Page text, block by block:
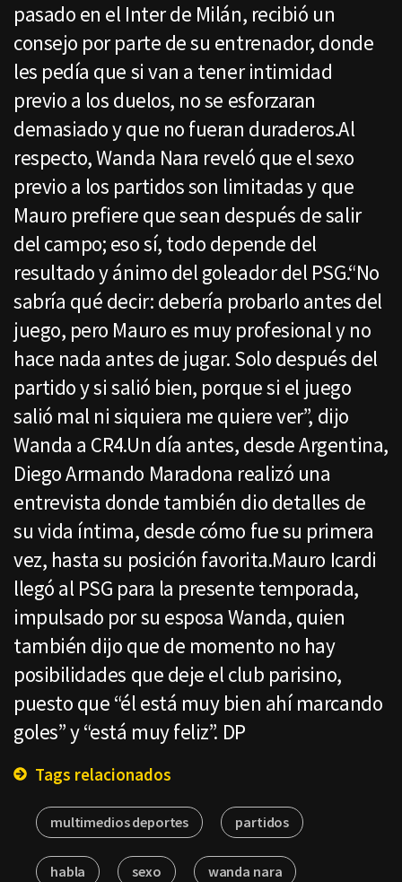
pasado en el Inter de Milán, recibió un
consejo por parte de su entrenador, donde
les pedía que si van a tener intimidad
previo a los duelos, no se esforzaran
demasiado y que no fueran duraderos.Al
respecto, Wanda Nara reveló que el sexo
previo a los partidos son limitadas y que
Mauro prefiere que sean después de salir
del campo; eso sí, todo depende del
resultado y ánimo del goleador del PSG.“No
sabría qué decir: debería probarlo antes del
juego, pero Mauro es muy profesional y no
hace nada antes de jugar. Solo después del
partido y si salió bien, porque si el juego
salió mal ni siquiera me quiere ver”, dijo
Wanda a CR4.Un día antes, desde Argentina,
Diego Armando Maradona realizó una
entrevista donde también dio detalles de
su vida íntima, desde cómo fue su primera
vez, hasta su posición favorita.Mauro Icardi
llegó al PSG para la presente temporada,
impulsado por su esposa Wanda, quien
también dijo que de momento no hay
posibilidades que deje el club parisino,
puesto que “él está muy bien ahí marcando
goles” y “está muy feliz”. DP
Tags relacionados
multimedios deportes partidos
habla sexo wanda nara